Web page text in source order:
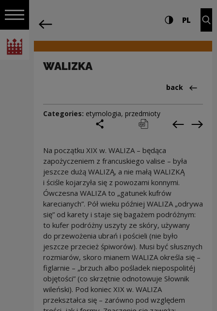
Open navigation
National Centre for Culture Poland
Navigation Settings and search
High contrast
PL
WALIZKA
Back
back
Categories: etymologia, przedmioty
print pobierz Previous
Na początku XIX w. WALIZA – będąca
zapożyczeniem z francuskiego valise – była
jeszcze dużą WALIZĄ, a nie małą WALIZKĄ
i ściśle kojarzyła się z powozami konnymi.
Ówczesna WALIZA to „gatunek kufrów
karecianych”. Pół wieku później WALIZA „odrywa
się” od karety i staje się bagażem podróżnym:
to kufer podróżny uszyty ze skóry, używany
do przewożenia ubrań i pościeli (nie było
jeszcze przecież śpiworów). Musi być słusznych
rozmiarów, skoro mianem WALIZA określa się –
figlarnie – „brzuch albo pośladek niepospolitéj
objętości” (co skrzętnie odnotowuje Słownik
wileński). Pod koniec XIX w. WALIZA
przekształca się – zarówno pod względem